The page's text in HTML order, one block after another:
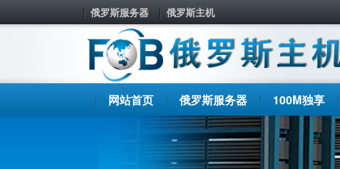
俄罗斯服务器 俄罗斯主机
网站首页 俄罗斯服务器 100M独享